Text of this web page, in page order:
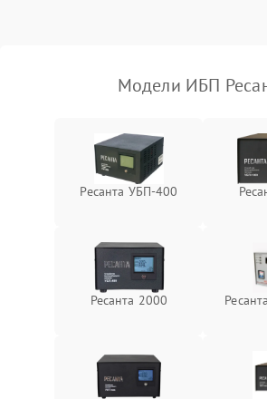
Неисправность системы
стабилизации
переключения
Неисправность системы
1500 ₽
Повреждение внутренних
Модели ИБП
Ресанта УБП-400
Ресанта 2000